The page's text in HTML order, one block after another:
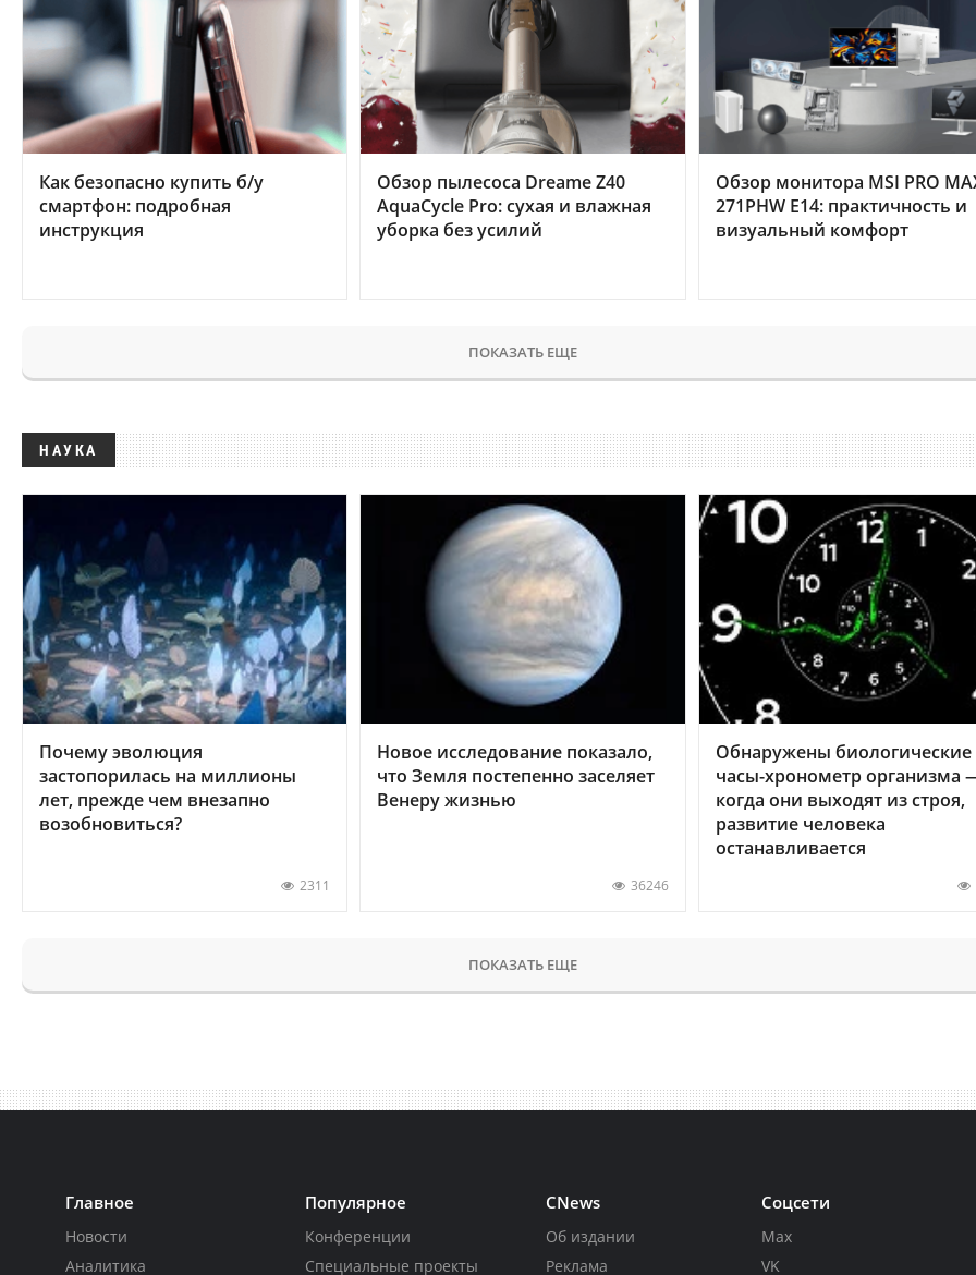
Как безопасно купить б/у
смартфон: подробная
инструкция
Обзор пылесоса Dreame Z40
AquaCycle Pro: сухая и влажная
уборка без усилий
Обзор монитора MSI PRO
271PHW E14: практичность и
визуальный комфорт
ПОКАЗАТЬ ЕЩЕ
НАУКА
Почему эволюция
застопорилась на миллионы
лет, прежде чем внезапно
возобновиться?
2311
Новое исследование показало,
что Земля постепенно заселяет
Венеру жизнью
36246
Обнаружены биологические
часы-хронометр организма
когда они выходят из строя,
развитие человека
останавливается
ПОКАЗАТЬ ЕЩЕ
Главное
Новости
Аналитика
Популярное
Конференции
Специальные проекты
CNews
Об издании
Реклама
Соцсети
Max
VK